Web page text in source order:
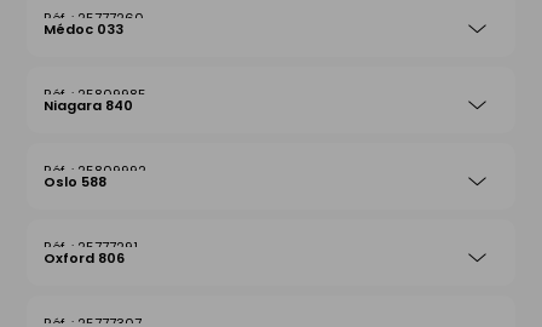
25777260
Médoc 033
25809985
Niagara 840
25809992
Oslo 588
25777291
Oxford 806